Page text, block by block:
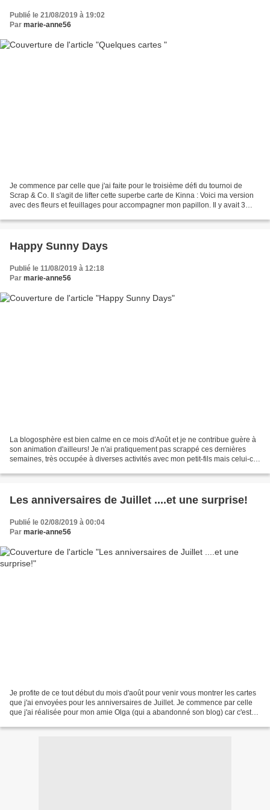
Publié le 21/08/2019 à 19:02
Par marie-anne56
Je commence par celle que j'ai faite pour le troisième défi du tournoi de
Scrap & Co. Il s'agit de lifter cette superbe carte de Kinna : Voici ma version
avec des fleurs et feuillages pour accompagner mon papillon. Il y avait 3
Happy Sunny Days
Publié le 11/08/2019 à 12:18
Par marie-anne56
La blogosphère est bien calme en ce mois d'Août et je ne contribue guère à
son animation d'ailleurs! Je n'ai pratiquement pas scrappé ces dernières
semaines, très occupée à diverses activités avec mon petit-fils mais celui-ci
Les anniversaires de Juillet ....et une surprise!
Publié le 02/08/2019 à 00:04
Par marie-anne56
Je profite de ce tout début du mois d'août pour venir vous montrer les cartes
que j'ai envoyées pour les anniversaires de Juillet. Je commence par celle
que j'ai réalisée pour mon amie Olga (qui a abandonné son blog) car c'est